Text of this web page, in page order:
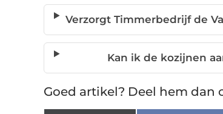
Verzorgt Timmerbedrijf de
Kan ik de kozijnen
Goed artikel? Deel hem dan